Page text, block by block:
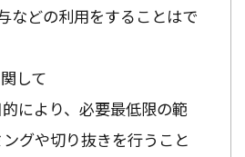
などの利用をすることはで
して
により、必要最低限の範
グや切り抜きを行うこと